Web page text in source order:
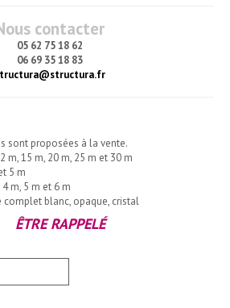
contacter
05 62 75 18 62
06 69 35 18 83
sont proposées à la vente.
m, 15 m, 20 m, 25 m et 30 m
5 m
m, 5 m et 6 m
blanc, opaque, cristal
ÊTRE RAPPELÉ